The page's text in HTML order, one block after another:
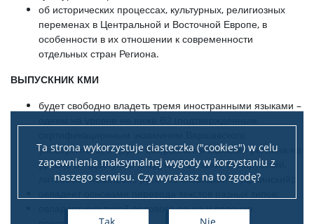
Ta strona wykorzystuje ciasteczka ("cookies") w celu
zapewnienia maksymalnej wygody w korzystaniu z
naszego serwisu. Czy wyrażasz na to zgodę?
об исторических процессах, культурных, религиозных
переменах в Центральной и Восточной Европе, в
особенности в их отношении к современности
отдельных стран Региона.
ВЫПУСКНИК КМИ
будет свободно владеть тремя иностранными языками –
университета) и двумя выбранными языками региона на
уровне В1 (доступны следующее языки: беларусский,
литовский, немецкий, русский, словацкий и украинский);
овладеет культурой делового языка и ведения